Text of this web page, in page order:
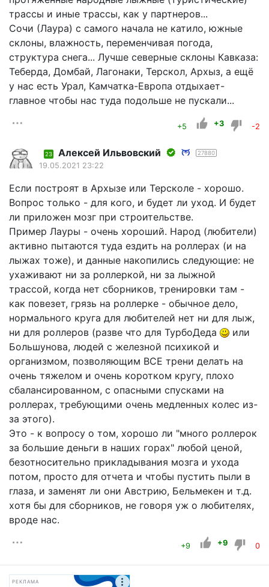
трассы и иные трассы, как у партнеров...
Сочи (Лаура) с самого начала не катило, южные
склоны, влажность, переменчивая погода,
структура снега... Лучше северные склоны Кавказа:
Теберда, Домбай, Лагонаки, Терскол, Архыз, а ещё
у нас есть Урал, Камчатка-Европа отдыхает-
главное чтобы нас туда подольше не пускали...
+5 +3 -2
23 Алексей Ильвовский 27880
19.05.2021 23:22
Если построят в Архызе или Терсколе - хорошо.
Вопрос только - для кого, и будет ли уход. И будет
ли приложен мозг при строительстве.
Пример Лауры - очень хороший. Народ (любители)
активно пытаются туда ездить на роллерах (и на
лыжах тоже), и данные накопились следующие: не
ухаживают ни за роллеркой, ни за лыжной
трассой, когда нет сборников, тренировки там -
как повезет, грязь на роллерке - обычное дело,
нормального круга для любителей нет ни для лыж,
ни для роллеров (разве что для ТурбоДеда
или
Большунова, людей с железной психикой и
организмом, позволяющим ВСЕ трени делать на
очень тяжелом и очень коротком кругу, плохо
сбалансированном, с опасными спусками на
роллерах, требующими очень медленных колес из-
за этого).
Это - к вопросу о том, хорошо ли "много роллерок
за большие деньги в наших горах" любой ценой,
безотносительно прикладывания мозга и ухода
потом, просто для отчета и чтобы пустить пыли в
глаза, и заменят ли они Австрию, Бельмекен и т.д.
хотя бы для сборников, не говоря уж о любителях,
вроде нас.
+9 +9 0
РЕКЛАМА